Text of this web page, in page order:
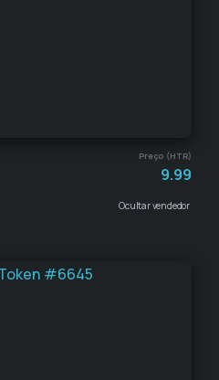
Preço (HTR)
9.99
Ocultar vendedor